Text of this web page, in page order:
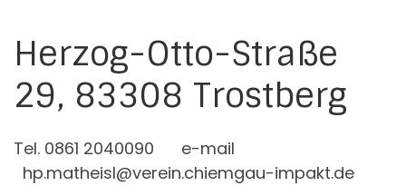
Herzog-Otto-Straße
29, 83308 Trostberg
Tel. 0861 2040090 e-mail
hp.matheisl@verein.chiemgau-impakt.de